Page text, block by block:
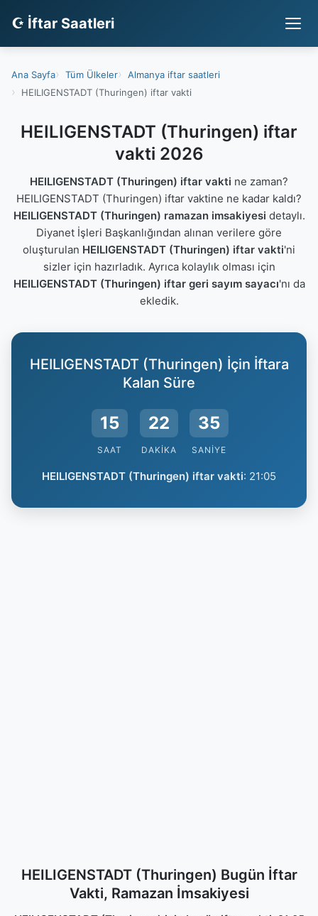
☪ İftar Saatleri
Ana Sayfa Tüm Ülkeler
Almanya iftar saatleri
HEILIGENSTADT (Thuringen) iftar vakti
HEILIGENSTADT (Thuringen) iftar
vakti 2026
HEILIGENSTADT (Thuringen) iftar vakti ne zaman?
HEILIGENSTADT (Thuringen) iftar vaktine ne kadar kaldı?
HEILIGENSTADT (Thuringen) ramazan imsakiyesi detaylı.
Diyanet İşleri Başkanlığından alınan verilere göre
oluşturulan HEILIGENSTADT (Thuringen) iftar vakti'ni
sizler için hazırladık. Ayrıca kolaylık olması için
HEILIGENSTADT (Thuringen) iftar geri sayım sayacı'nı da
ekledik.
HEILIGENSTADT (Thuringen) İçin İftara
Kalan Süre
15
SAAT
22
DAKIKA
34
SANIYE
HEILIGENSTADT (Thuringen) iftar vakti: 21:05
HEILIGENSTADT (Thuringen) Bugün İftar
Vakti, Ramazan İmsakiyesi